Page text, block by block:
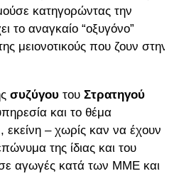
κατηγορώντας την
το αναγκαίο “οξυγόνο”
μειονοτικούς που ζουν στην
συζύγου του Στρατηγού
και το θέμα
εκείνη – χωρίς καν να έχουν
της ίδιας και του
αγωγές κατά των ΜΜΕ και